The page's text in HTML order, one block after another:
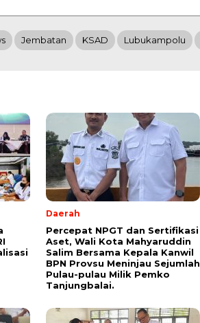
Jembatan KSAD Lubukampolu
Daerah
Percepat NPGT dan Sertifikasi
Aset, Wali Kota Mahyaruddin
Salim Bersama Kepala Kanwil
BPN Provsu Meninjau Sejumlah
Pulau-pulau Milik Pemko
Tanjungbalai.